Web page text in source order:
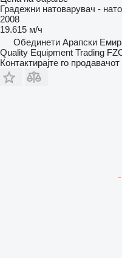
Градежни натоварувач -
2008
19.615 м/ч
Обединети Арапски
Quality Equipment Trading
Контактирајте го продавачот